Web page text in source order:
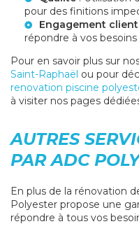
pour des finitions
Engagement client
répondre à vos
Pour en savoir plus sur
Saint-Raphaël ou pour
renovation piscine
à visiter nos pages
AUTRES
PAR ADC
En plus de la rénovation
Polyester propose une
répondre à tous vos